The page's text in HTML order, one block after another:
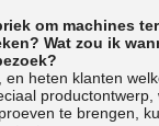
om machines
Wat zou ik
en heten klanten
te brengen,